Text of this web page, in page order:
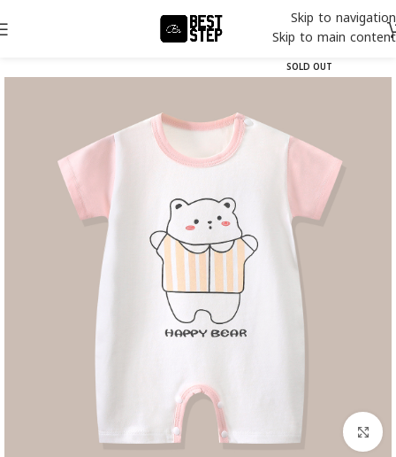
Skip to navigation
Skip to main content
SOLD OUT
Click to enlarge